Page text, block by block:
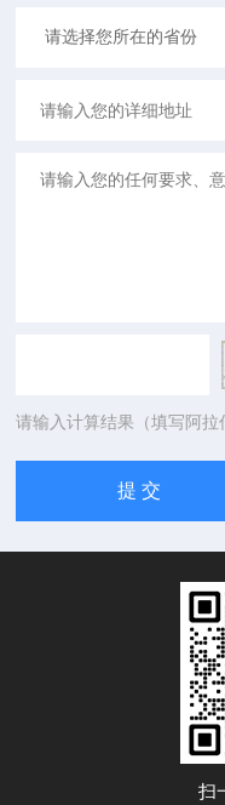
请输入计算结果（填写阿
扫